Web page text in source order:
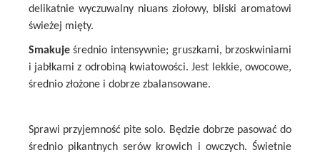
delikatnie wyczuwalny niuans ziołowy, bliski aromatowi
świeżej mięty.
Smakujeśrednio intensywnie; gruszkami, brzoskwiniami
i jabłkami z odrobiną kwiatowości. Jest lekkie, owocowe,
średnio złożone i dobrze zbalansowane.
Sprawi przyjemność pite solo. Będzie dobrze pasować do
średnio pikantnych serów krowich i owczych. Świetnie